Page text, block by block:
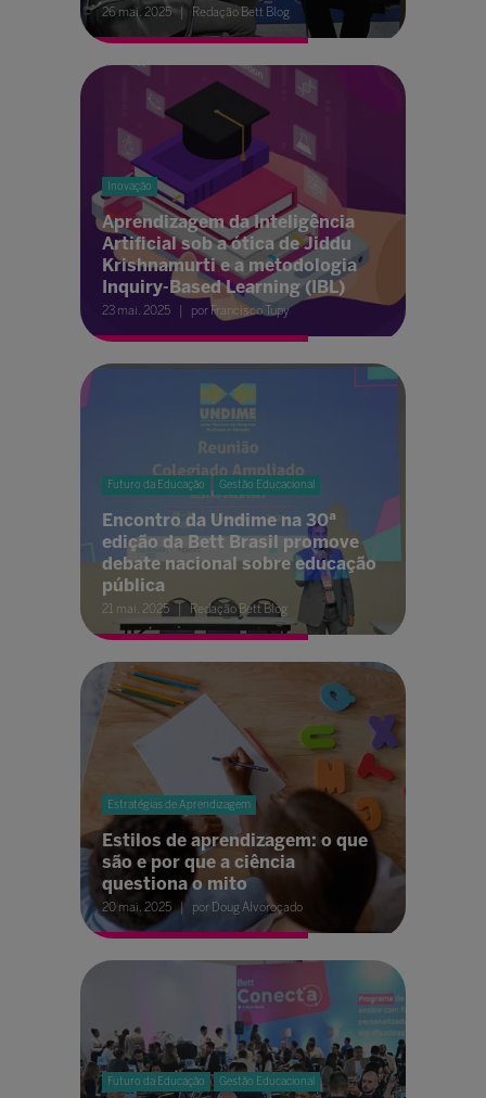
26 mai. 2025 Redação Bett Blog
Inovação
Aprendizagem da Inteligência
Artificial sob a ótica de Jiddu
Krishnamurti e a metodologia
Inquiry-Based Learning (IBL)
23 mai. 2025 por Francisco Tupy
Futuro da Educação Gestão Educacional
Encontro da Undime na 30ª
edição da Bett Brasil promove
debate nacional sobre educação
pública
21 mai. 2025 Redação Bett Blog
Estratégias de Aprendizagem
Estilos de aprendizagem: o que
são e por que a ciência
questiona o mito
20 mai. 2025 por Doug Alvoroçado
Futuro da Educação Gestão Educacional